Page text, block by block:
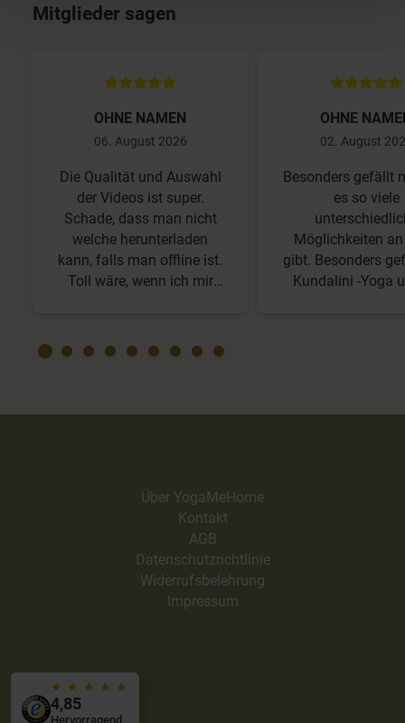
Mitglieder sagen
OHNE NAMEN
06. August 2026
Die Qualität und Auswahl
der Videos ist super.
Schade, dass man nicht
welche herunterladen
kann, falls man offline ist.
Toll wäre, wenn ich mir
Dann kann ich am
klappt die thematische
Suchfunktion nicht, wenn
OHNE
02. August
Besonders gefällt
es so viele
Möglichkeiten
gibt. Besonders
Kundalini -Yoga
Über YogaMeHome
Kontakt
AGB
Datenschutzrichtlinie
Widerrufsbelehrung
Impressum
★ ★ ★ ★ ★
4,85
Hervorragend